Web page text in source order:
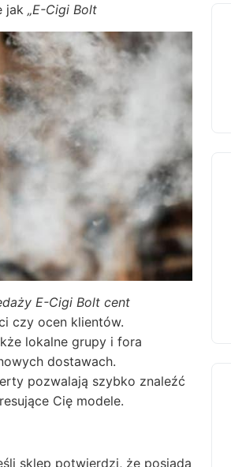
jak „E-Cigi Bolt
E-Cigi Bolt cent
czy ocen klientów.
lokalne grupy i fora
dostawach.
pozwalają szybko znaleźć
Cię modele.
sklep potwierdzi, że posiada